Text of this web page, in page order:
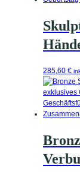
285,60 €